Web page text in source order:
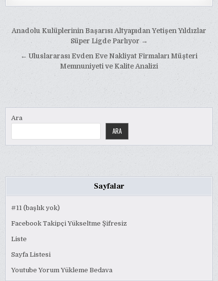
Yazı
Anadolu Kulüplerinin Başarısı Altyapıdan Yetişen Yıldızlar
Süper Ligde Parlıyor →
← Uluslararası Evden Eve Nakliyat Firmaları Müşteri
Memnuniyeti ve Kalite Analizi
Ara
ARA
Sayfalar
#11 (başlık yok)
Facebook Takipçi Yükseltme Şifresiz
Liste
Sayfa Listesi
Youtube Yorum Yükleme Bedava